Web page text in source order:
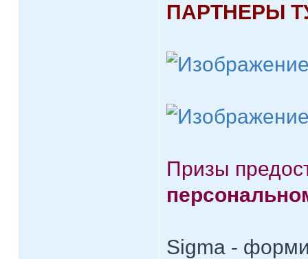
ПАРТНЕРЫ
Призы
Sigma -